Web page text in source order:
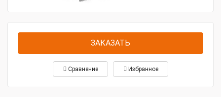
ЗАКАЗАТЬ
Сравнение Избранное